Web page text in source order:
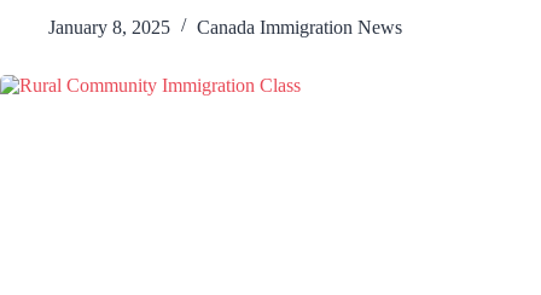
January 8, 2025
Canada Immigration News